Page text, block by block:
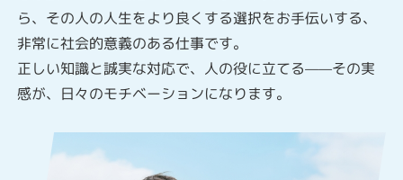
ら、その人の人生をより良くする選択をお手伝いする、
非常に社会的意義のある仕事です。
正しい知識と誠実な対応で、人の役に立てる——その実
感が、日々のモチベーションになります。